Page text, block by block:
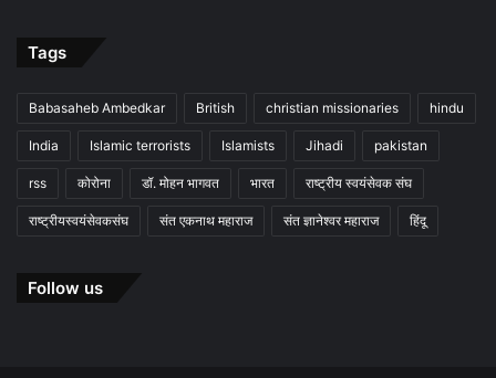
Tags
Babasaheb Ambedkar British christian missionaries hindu
India Islamic terrorists Islamists Jihadi pakistan
rss कोरोना डॉ. मोहन भागवत भारत राष्ट्रीय स्वयंसेवक संघ
राष्ट्रीयस्वयंसेवकसंघ संत एकनाथ महाराज संत ज्ञानेश्वर महाराज हिंदू
Follow us